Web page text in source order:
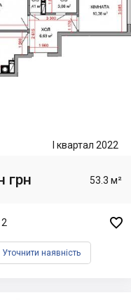
I квартал 2022
грн 53.3 м²

Уточнити наявність